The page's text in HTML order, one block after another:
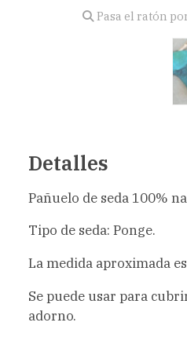
Pasa el ratón
Detalles
Pañuelo de seda 100%
Tipo de seda: Ponge.
La medida aproximada
Se puede usar para
adorno.